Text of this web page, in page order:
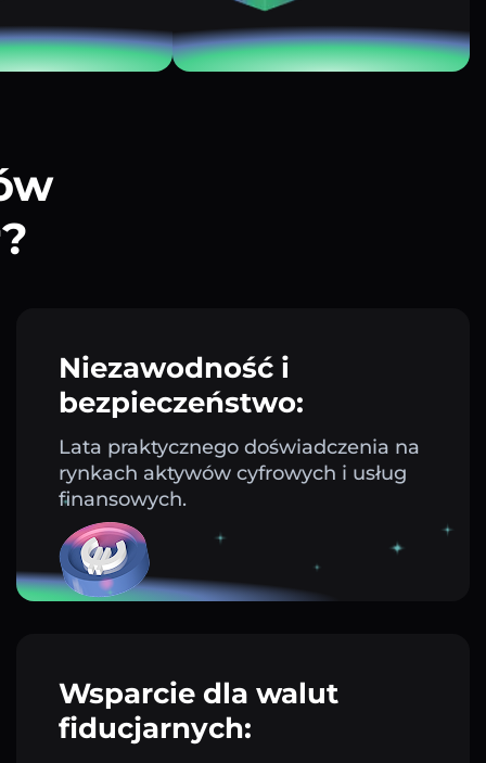
Niezawodność i
bezpieczeństwo:
Lata praktycznego doświadczenia na
rynkach aktywów cyfrowych i usług
finansowych.
Wsparcie dla walut
fiducjarnych: